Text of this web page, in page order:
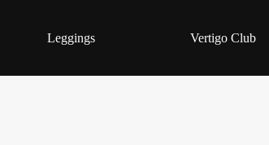
Leggings Vertigo Club